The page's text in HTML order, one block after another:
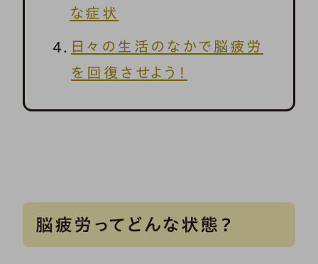
な症状
日々の生活のなかで脳疲労
を回復させよう！
脳疲労ってどんな状態？